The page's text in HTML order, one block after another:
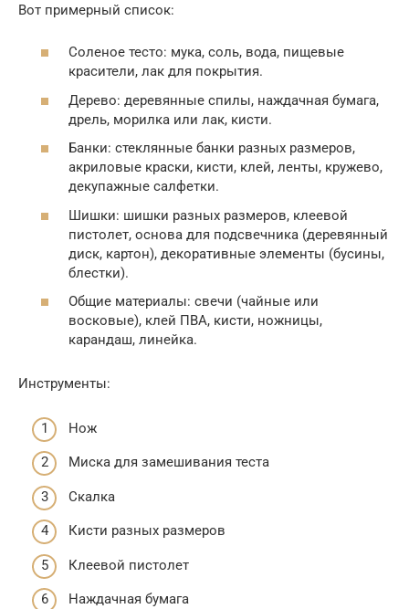
Вот примерный список:
Соленое тесто: мука, соль, вода, пищевые
красители, лак для покрытия.
Дерево: деревянные спилы, наждачная бумага,
дрель, морилка или лак, кисти.
Банки: стеклянные банки разных размеров,
акриловые краски, кисти, клей, ленты, кружево,
декупажные салфетки.
Шишки: шишки разных размеров, клеевой
пистолет, основа для подсвечника (деревянный
диск, картон), декоративные элементы (бусины,
блестки).
Общие материалы: свечи (чайные или
восковые), клей ПВА, кисти, ножницы,
карандаш, линейка.
Инструменты:
Нож
Миска для замешивания теста
Скалка
Кисти разных размеров
Клеевой пистолет
Наждачная бумага